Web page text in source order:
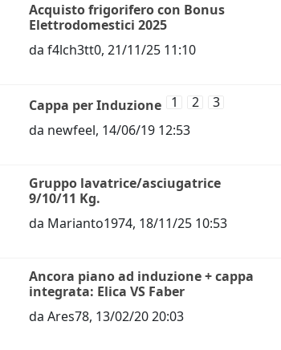
Acquisto frigorifero con Bonus
Elettrodomestici 2025
daf4lch3tt0,21/11/25 11:10
Cappa per Induzione 1 2
3
da newfeel, 14/06/19 12:53
Gruppo lavatrice/asciugatrice
9/10/11 Kg.
da Marianto1974, 18/11/25 10:53
Ancora piano ad induzione + cappa
integrata: Elica VS Faber
daAres78, 13/02/20 20:03